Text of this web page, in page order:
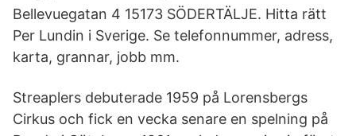
Bellevuegatan 4 15173 SÖDERTÄLJE. Hitta rätt
Per Lundin i Sverige. Se telefonnummer, adress,
karta, grannar, jobb mm.
Streaplers debuterade 1959 på Lorensbergs
Cirkus och fick en vecka senare en spelning på